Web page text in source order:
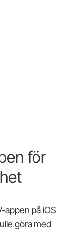
för
appen på iOS
göra med